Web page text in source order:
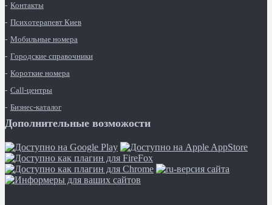
Контакты
Психотерапевт Киев
Мобильные номера
Городские справочники
Короткие номера
Call-центры
Бизнес-каталог
Дополнительные возможости